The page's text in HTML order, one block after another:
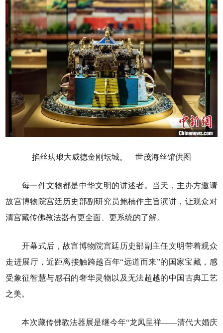
掐丝珐琅大威德金刚坛城。 世茂海丝馆供图
每一件文物都是中华文明的讲述者。当天，主办方邀请
故宫博物院宫廷历史部副研究员鲍楠作主旨演讲，让观众对
清宫藏传佛教法器有更全面、更系统的了解。
开幕式后，故宫博物院宫廷历史部副主任文明带着观众
走进展厅，近距离接触跨越百年“远道而来”的国家宝藏，感
受象征智慧与感召的奢华灵物以及无法超越的中国古典工艺
之美。
本次藏传佛教法器展是继今年“龙凤呈祥——清代大婚庆